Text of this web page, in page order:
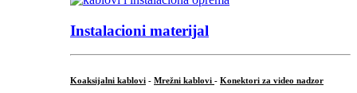
Instalacioni materijal
Koaksijalni kablovi - Mrežni kablovi - Konektori za video nadzor